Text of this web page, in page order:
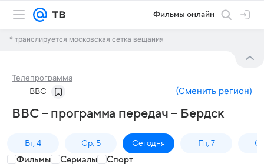
Фильмы онлайн
* транслируется московская сетка вещания
Телепрограмма
BBC (Сменить регион)
BBC – программа передач – Бердск
Вт, 4 Ср, 5 Сегодня Пт, 7
Фильмы Сериалы Спорт